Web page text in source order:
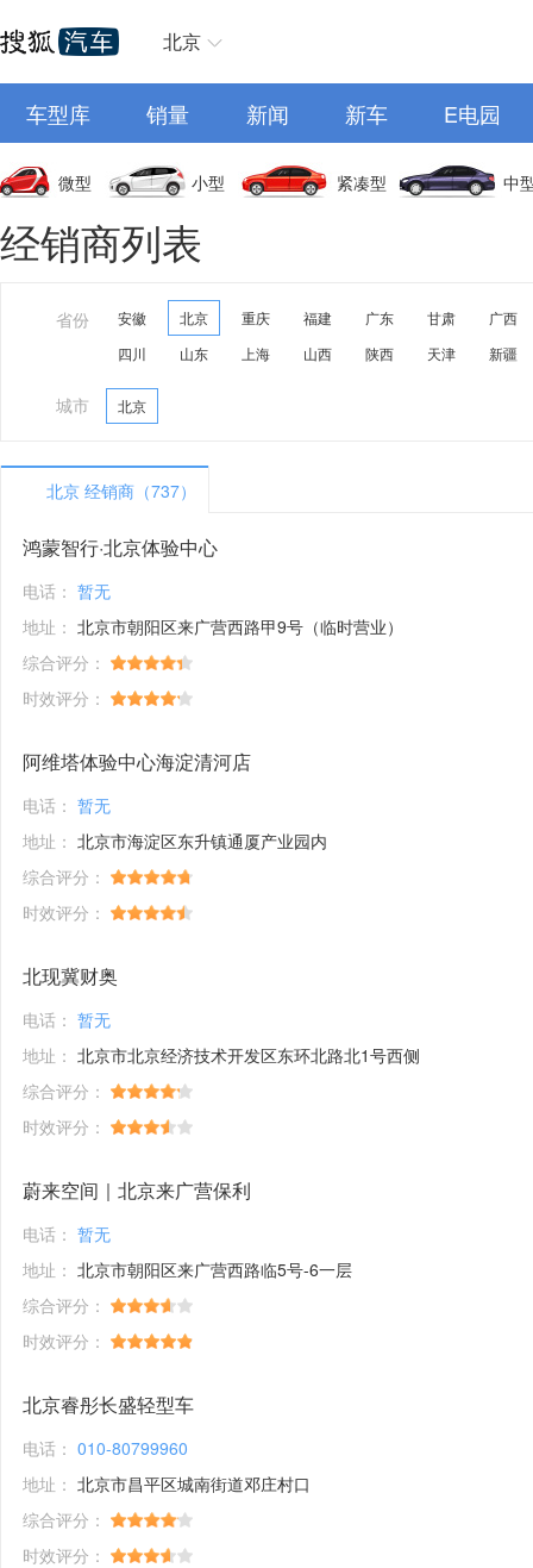
北京
车型库 销量 新闻 新车 E电园
微型 小型 紧凑型 中
经销商列表
省份 安徽 北京 重庆 福建 广东 甘肃
广西
四川
山东 上海 山西 陕西 天津 新疆
城市 北京
北京 经销商（737）
鸿蒙智行·北京体验中心
电话： 暂无
地址： 北京市朝阳区来广营西路甲9号（临时营业）
综合评分：
时效评分：
阿维塔体验中心海淀清河店
电话： 暂无
地址： 北京市海淀区东升镇通厦产业园内
综合评分：
时效评分：
北现冀财奥
电话： 暂无
地址： 北京市北京经济技术开发区东环北路北1号西侧
综合评分：
时效评分：
蔚来空间｜北京来广营保利
电话： 暂无
地址： 北京市朝阳区来广营西路临5号-6一层
综合评分：
时效评分：
北京睿彤长盛轻型车
电话： 010-80799960
地址： 北京市昌平区城南街道邓庄村口
综合评分：
时效评分：